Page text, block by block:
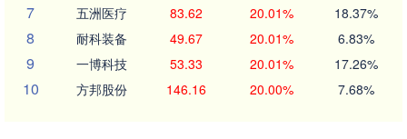
7 五洲医疗 83.62 20.01% 18.37%
8 耐科装备 49.67 20.01% 6.83%
9 一博科技 53.33 20.01% 17.26%
10 方邦股份 146.16 20.00% 7.68%